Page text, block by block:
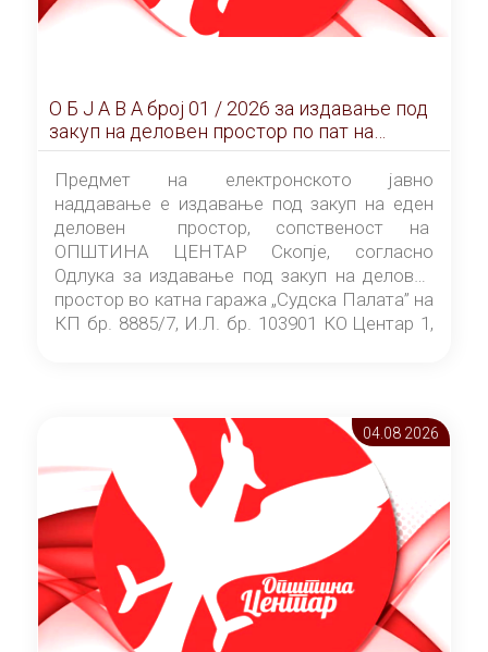
О Б Ј А В А брoj 01 / 2026 за издавање под
закуп на деловен простор по пат на
ЕЛЕКТРОНСКО ЈАВНО НАДДАВАЊЕ
Предмет на електронското јавно
наддавање е издавање под закуп на еден
деловен простор, сопственост на
ОПШТИНА ЦЕНТАР Скопје, согласно
Одлука за издавање под закуп на деловен
простор во катна гаража „Судска Палата” на
КП бр. 8885/7, И.Л. бр. 103901 КО Центар 1,
Скопје” број 9/2026), за времетраење од 3
(три) години од денот на потпишувањето на
Договорот за закуп со најповолниот
понудувач.
04.08 2026